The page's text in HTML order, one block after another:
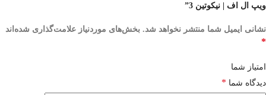
ویپ ال اف | نیکوتین 3”
نشانی ایمیل شما منتشر نخواهد شد. بخش‌های موردنیاز علامت‌گذاری شده‌اند
*
امتیاز شما
دیدگاه شما *